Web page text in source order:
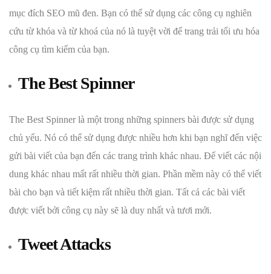
mục đích SEO mũ đen. Bạn có thể sử dụng các công cụ nghiên
cứu từ khóa và từ khoá của nó là tuyệt vời để trang trải tối ưu hóa
công cụ tìm kiếm của bạn.
The Best Spinner
The Best Spinner là một trong những spinners bài được sử dụng
chủ yếu. Nó có thể sử dụng được nhiều hơn khi bạn nghĩ đến việc
gửi bài viết của bạn đến các trang trình khác nhau. Để viết các nội
dung khác nhau mất rất nhiều thời gian. Phần mềm này có thể viết
bài cho bạn và tiết kiệm rất nhiều thời gian. Tất cả các bài viết
được viết bởi công cụ này sẽ là duy nhất và tươi mới.
Tweet Attacks